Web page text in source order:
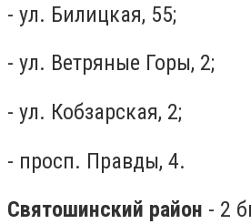
- ул. Билицкая, 55;
- ул. Ветряные Горы, 2;
- ул. Кобзарская, 2;
- просп. Правды, 4.
Святошинский район - 2